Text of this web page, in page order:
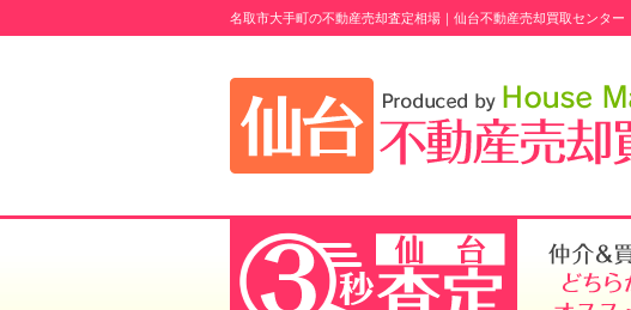
名取市大手町の不動産売却査定相場｜仙台不動産売却買取センター